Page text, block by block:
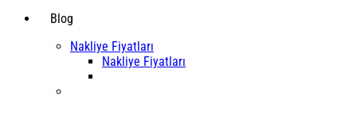
Blog
Nakliye Fiyatları
Nakliye Fiyatları